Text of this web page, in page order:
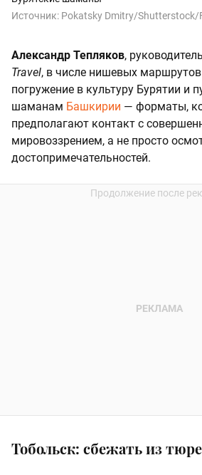
Источник: Pokatsky Dmitry/Shutterstock/
Александр Тепляков,
Travel, в числе нишевых
погружение в культуру Бурятии и
шаманам Башкирии — форматы,
предполагают контакт с
мировоззрением, а не просто
достопримечательностей.
Тобольск: сбежать из